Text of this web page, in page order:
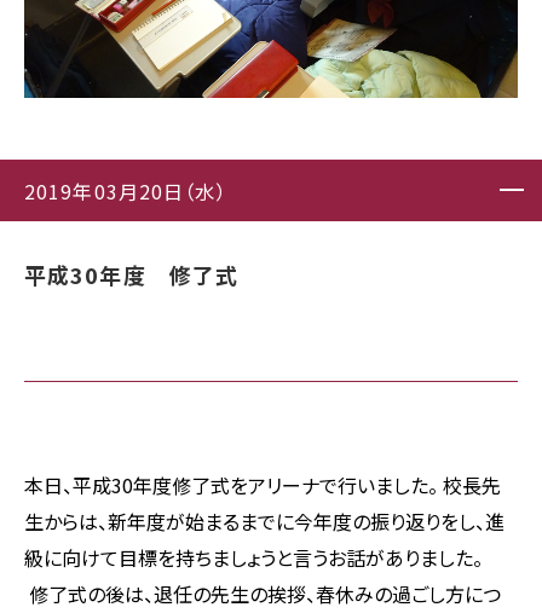
2019年03月20日（水）
平成30年度 修了式
本日、平成30年度修了式をアリーナで行いました。 校長先
生からは、新年度が始まるまでに今年度の振り返りをし、進
級に向けて目標を持ちましょうと言うお話がありました。
修了式の後は、退任の先生の挨拶、春休みの過ごし方につ